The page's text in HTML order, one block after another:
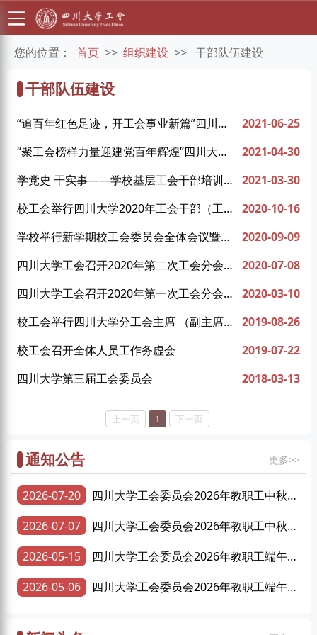
您的位置： 首页 >> 组织建设 >> 干部队伍建设
干部队伍建设
“追百年红色足迹，开工会事业新篇”四川大
结业
2021-06-25
“聚工会榜样力量迎建党百年辉煌”四川大学
2021-04-30
学党史 干实事——学校基层工会干部培训顺
2021-03-30
校工会举行四川大学2020年工会干部（工作
2020-10-16
学校举行新学期校工会委员会全体会议暨工
2020-09-09
四川大学工会召开2020年第二次工会分会主
2020-07-08
四川大学工会召开2020年第一次工会分会主
2020-03-10
校工会举行四川大学分工会主席 （副主席）
2019-08-26
校工会召开全体人员工作务虚会
2019-07-22
四川大学第三届工会委员会
2018-03-13
上一页 1 下一页
通知公告 更多>>
2026-07-20
四川大学工会委员会2026年教职工中秋慰
2026-07-07
四川大学工会委员会2026年教职工中秋慰
2026-05-15
四川大学工会委员会2026年教职工端午慰
2026-05-06
四川大学工会委员会2026年教职工端午慰